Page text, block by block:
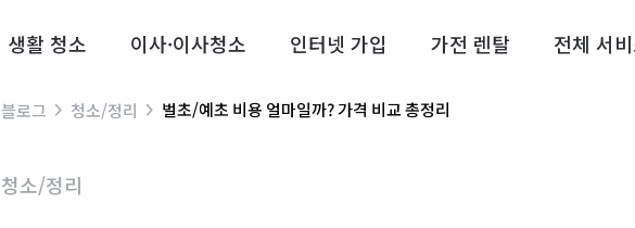
생활 청소 이사·이사청소 인터넷 가입 가전 렌탈 전체 서
블로그 청소/정리 벌초/예초 비용 얼마일까? 가격 비교 총정리
청소/정리